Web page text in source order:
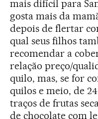
mais difícil para
gosta mais da
depois de flertar
qual seus filhos
recomendar a
relação preço/
quilo, mas, se for
quilos e meio, de
traços de frutas
de chocolate com